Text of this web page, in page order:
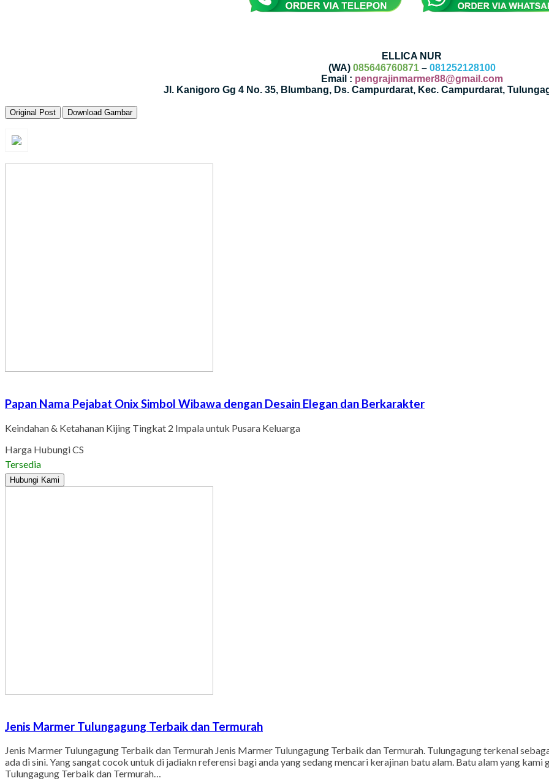
ELLICA NUR
(WA) 085646760871– 081252128100
Email : pengrajinmarmer88@gmail.com
Jl. Kanigoro Gg 4 No. 35, Blumbang, Ds. Campurdarat, Kec. Campurdarat,
Original Post Download Gambar
Papan Nama Pejabat Onix Simbol Wibawa dengan Desain Elegan dan Berkarakter
Keindahan & Ketahanan Kijing Tingkat 2 Impala untuk Pusara Keluarga
Harga Hubungi CS
Tersedia
Hubungi Kami
Jenis Marmer Tulungagung Terbaik dan Termurah
Jenis Marmer Tulungagung Terbaik dan Termurah Jenis Marmer Tulungagung Terbaik dan Termurah. Tulungagung terkenal
ada di sini. Yang sangat cocok untuk di jadiakn referensi bagi anda yang sedang mencari kerajinan batu alam. Batu alam yang
Tulungagung Terbaik dan Termurah…